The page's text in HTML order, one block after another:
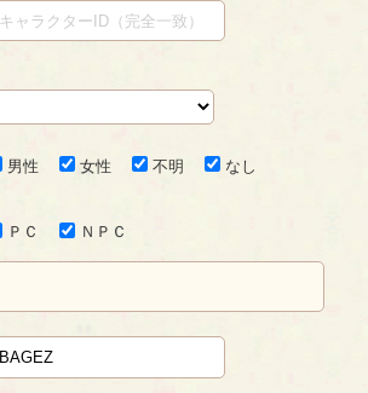
男性 女性 不明 なし
ＰＣ ＮＰＣ